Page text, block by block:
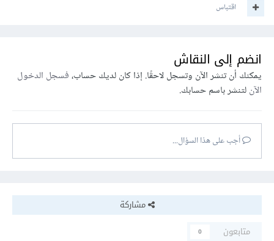
اقتباس
انضم إلى النقاش
يمكنك أن تنشر الآن وتسجل لاحقًا. إذا كان لديك حساب،فسجل الدخول
الآنلتنشر باسم حسابك.
أجب على هذا السؤال...
مشاركة
متابعون
0